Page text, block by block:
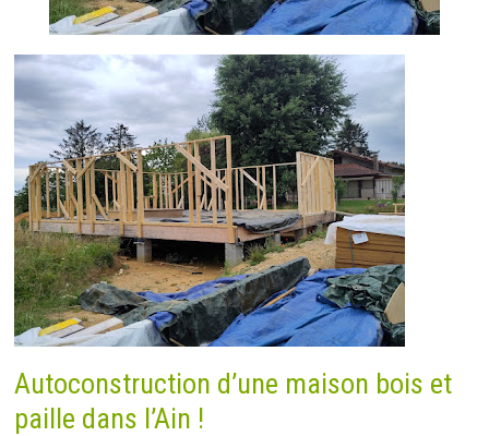
Autoconstruction d’une maison bois et
paille dans l’Ain !